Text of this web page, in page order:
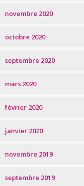
novembre 2020
octobre 2020
septembre 2020
mars 2020
février 2020
janvier 2020
novembre 2019
septembre 2019